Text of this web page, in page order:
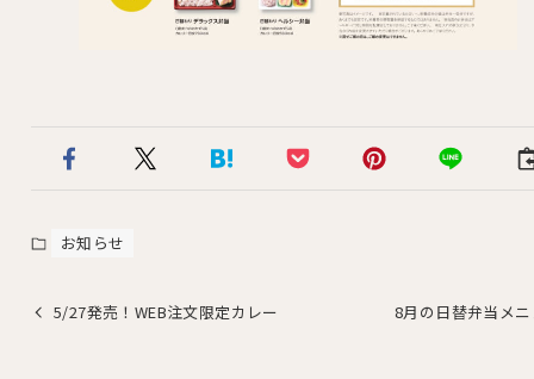
お知らせ
5/27発売！WEB注文限定カレー 8月の日替弁当メ